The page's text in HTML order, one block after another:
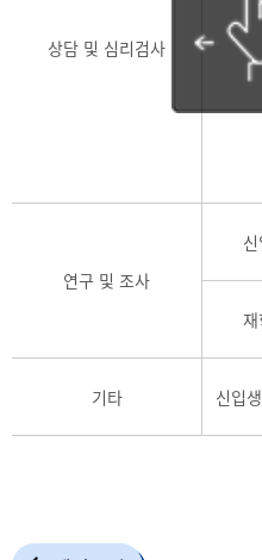
상담 및 심리검사
연구 및 조사
기타 신입